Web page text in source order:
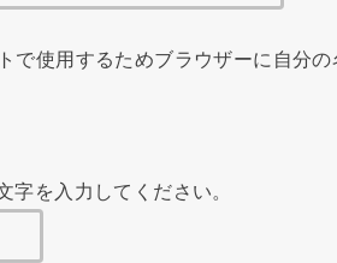
で使用するためブラウザーに自分
字を入力してください。